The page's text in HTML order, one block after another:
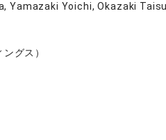
Yamazaki Yoichi, Okazaki
グス）